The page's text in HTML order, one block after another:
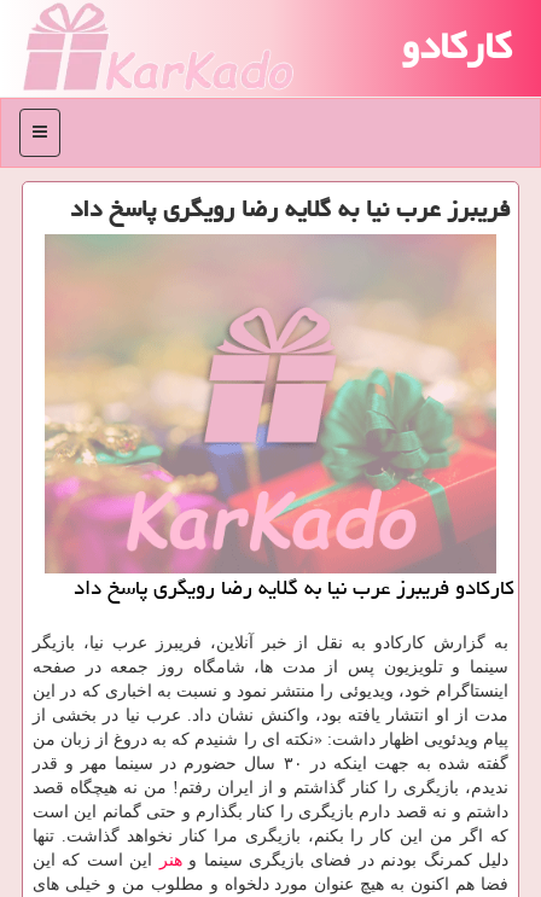
کارکادو
منو
فریبرز عرب نیا به گلایه رضا رویگری پاسخ داد
كاركادو فریبرز عرب نیا به گلایه رضا رویگری پاسخ داد
به گزارش كاركادو به نقل از خبر آنلاین، فریبرز عرب نیا، بازیگر
سینما و تلویزیون پس از مدت ها، شامگاه روز جمعه در صفحه
اینستاگرام خود، ویدیوئی را منتشر نمود و نسبت به اخباری كه در این
مدت از او انتشار یافته بود، واكنش نشان داد. عرب نیا در بخشی از
پیام ویدئویی اظهار داشت: «نكته ای را شنیدم كه به دروغ از زبان من
گفته شده به جهت اینكه در ۳۰ سال حضورم در سینما مهر و قدر
ندیدم، بازیگری را كنار گذاشتم و از ایران رفتم! من نه هیچگاه قصد
داشتم و نه قصد دارم بازیگری را كنار بگذارم و حتی گمانم این است
كه اگر من این كار را بكنم، بازیگری مرا كنار نخواهد گذاشت. تنها
دلیل كمرنگ بودنم در فضای بازیگری سینما وهنر
این است كه این
فضا هم اكنون به هیچ عنوان مورد دلخواه و مطلوب من و خیلی های